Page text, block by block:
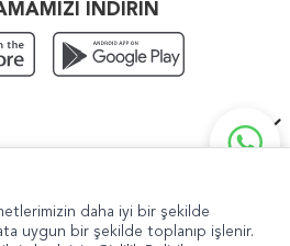
İNDİRİN
daha iyi bir şekilde
uygun bir şekilde toplanıp işlenir.